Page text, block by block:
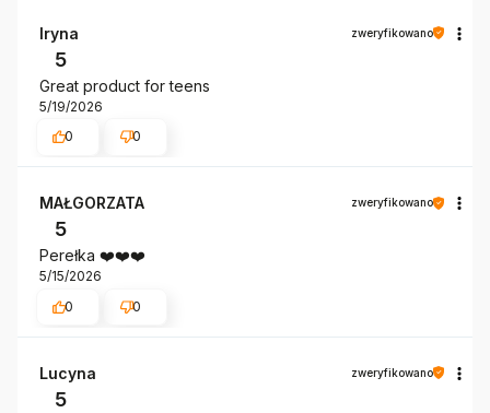
Iryna zweryfikowano
5
Great product for teens
5/19/2026
0
0
MAŁGORZATA zweryfikowano
5
Perełka ❤️❤️❤️
5/15/2026
0
0
Lucyna zweryfikowano
5